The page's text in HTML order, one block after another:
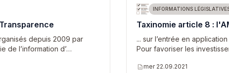
depuis 2009 par
de l’information d’…
INFORMATIONS
Taxinomie article 8 :
... sur l’entrée en
Pour favoriser les
descriptionmer 22.09.2021